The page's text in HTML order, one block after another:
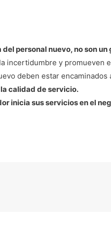
personal nuevo, no son
incertidumbre y promueven
deben estar encaminados
calidad de servicio.
inicia sus servicios en el